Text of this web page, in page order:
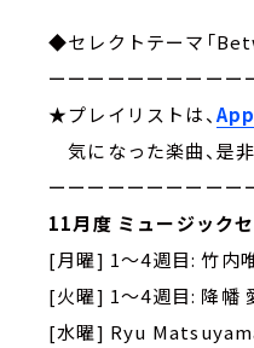
◆セレクトテーマ「
ーーーーーーーーーー
★プレイリストは、
気になった楽曲、是
ーーーーーーーーーー
11月度 ミュージック
[月曜] 1～4週目: 竹内
[火曜] 1～4週目: 降幡
[水曜] Ryu